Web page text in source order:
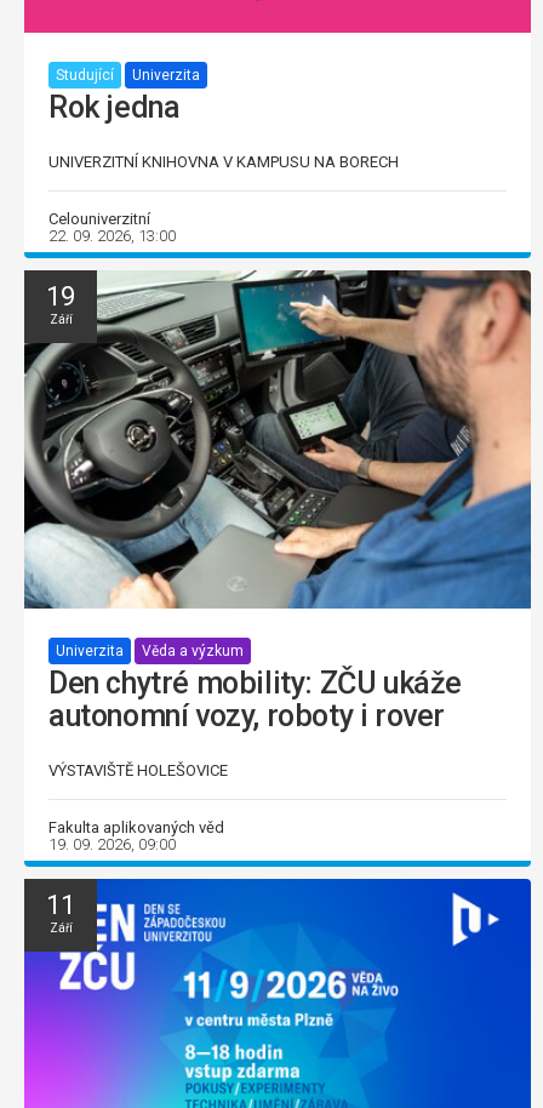
Studující Univerzita
Rok jedna
UNIVERZITNÍ KNIHOVNA V KAMPUSU NA BORECH
Celouniverzitní
22. 09. 2026, 13:00
19
Září
Univerzita Věda a výzkum
Den chytré mobility: ZČU ukáže
autonomní vozy, roboty i rover
VÝSTAVIŠTĚ HOLEŠOVICE
Fakulta aplikovaných věd
19. 09. 2026, 09:00
11
Září